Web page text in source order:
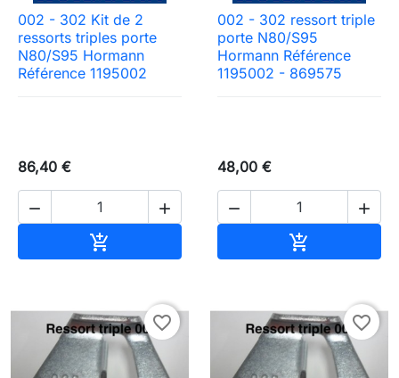
002 - 302 Kit de 2
ressorts triples porte
N80/S95 Hormann
Référence 1195002
86,40 €
 

002 - 302 ressort triple
porte N80/S95
Hormann Référence
1195002 - 869575
48,00 €
 

favorite_border favorite_border